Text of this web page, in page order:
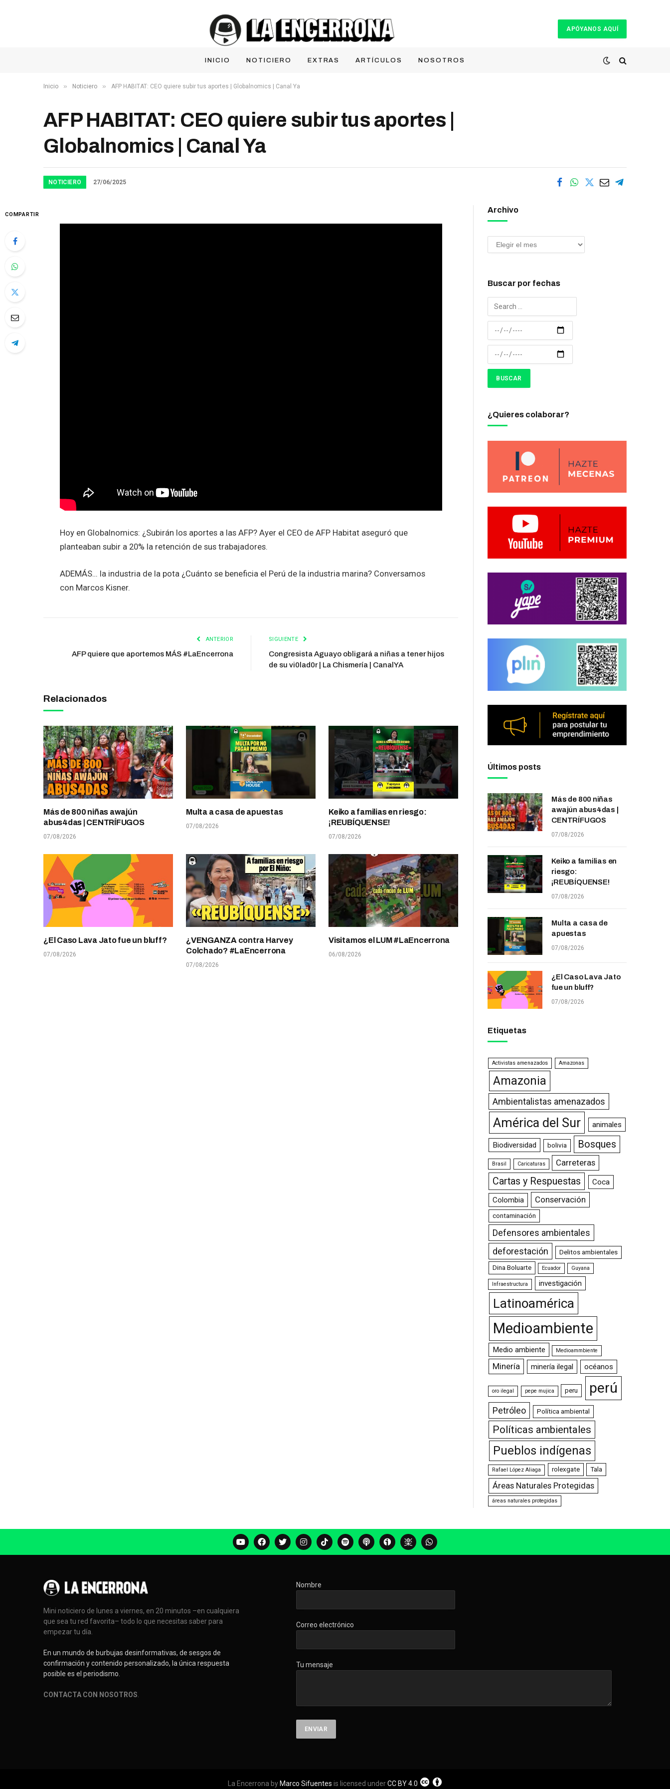
APÓYANOS AQUÍ
INICIO NOTICIERO EXTRAS ARTÍCULOS NOSOTROS
Inicio » Noticiero » AFP HABITAT: CEO quiere subir tus aportes | Globalnomics | Canal Ya
AFP HABITAT: CEO quiere subir tus aportes |
Globalnomics | Canal Ya
NOTICIERO 27/06/2025
COMPARTIR
Hoy en Globalnomics: ¿Subirán los aportes a las AFP? Ayer el CEO de AFP Habitat aseguró que
planteaban subir a 20% la retención de sus trabajadores.
ADEMÁS… la industria de la pota ¿Cuánto se beneficia el Perú de la industria marina? Conversamos
con Marcos Kisner.
ANTERIOR
AFP quiere que aportemos MÁS #LaEncerrona
SIGUIENTE
Congresista Aguayo obligará a niñas a tener hijos
de su vi0lad0r | La Chismería | CanalYA
Relacionados
Más de 800 niñas awajún
abus4das | CENTRÍFUGOS
07/08/2026
Multa a casa de apuestas
07/08/2026
Keiko a familias en riesgo:
¡REUBÍQUENSE!
07/08/2026
¿El Caso Lava Jato fue un bluff?
07/08/2026
¿VENGANZA contra Harvey
Colchado? #LaEncerrona
07/08/2026
Visitamos el LUM #LaEncerrona
06/08/2026
Archivo
Buscar por fechas
¿Quieres colaborar?
Últimos posts
Más de 800 niñas
awajún abus4das |
CENTRÍFUGOS
07/08/2026
Keiko a familias en
riesgo:
¡REUBÍQUENSE!
07/08/2026
Multa a casa de
apuestas
07/08/2026
¿El Caso Lava Jato
fue un bluff?
07/08/2026
Etiquetas
Activistas amenazados Amazonas
Amazonia
Ambientalistas amenazados
América del Sur animales
Biodiversidad bolivia Bosques
Brasil Caricaturas Carreteras
Cartas y Respuestas
Coca
Colombia
Conservación
contaminación
Defensores ambientales
deforestación
Delitos ambientales
Dina Boluarte Ecuador Guyana
Infraestructura investigación
Latinoamérica
Medioambiente
Medio ambiente Medioammbiente
Minería minería ilegal océanos
oro ilegal pepe mujica peru perú
Petróleo Política ambiental
Políticas ambientales
Pueblos indígenas
Rafael López Aliaga rolexgate Tala
Áreas Naturales Protegidas
áreas naturales protegidas
Mini noticiero de lunes a viernes, en 20 minutos –en cualquiera
que sea tu red favorita– todo lo que necesitas saber para
empezar tu día.
En un mundo de burbujas desinformativas, de sesgos de
confirmación y contenido personalizado, la única respuesta
posible es el periodismo.
CONTACTA CON NOSOTROS
Nombre
Correo electrónico
Tu mensaje
La Encerrona by Marco Sifuentes is licensed underCC BY 4.0